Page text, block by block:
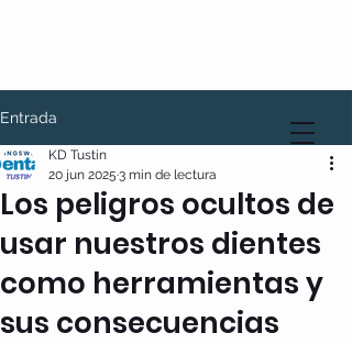
Entrada
Los peligros ocultos de
usar nuestros dientes
como herramientas y
sus consecuencias
KD Tustin
20 jun 2025 3 min de lectura